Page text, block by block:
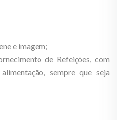
e imagem;
de Refeições, com
sempre que seja